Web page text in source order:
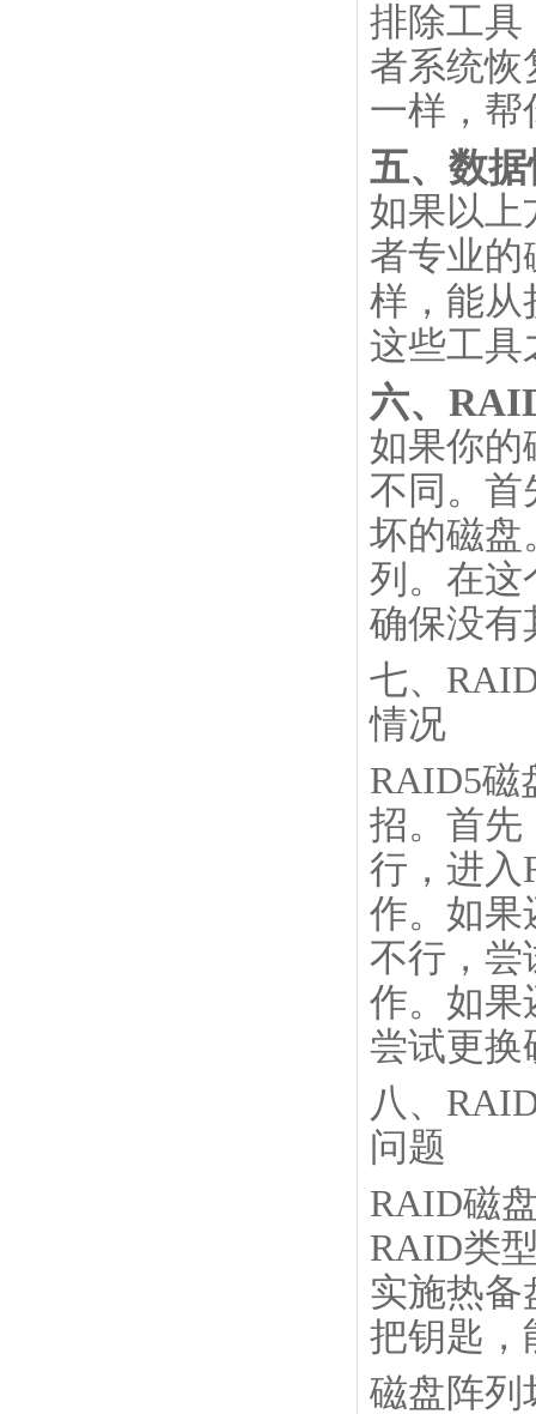
排除工具
者系统恢
一样，帮
五、数
如果以上
者专业的
样，能从
这些工具
六、
如果你的
不同。首
坏的磁盘
列。在这
确保没有
七、
情况
RAID5磁
招。首先
行，进入
作。如果
不行，尝
作。如果
尝试更换
八、
问题
RAID磁
RAID类
实施热备
把钥匙，
磁盘阵列